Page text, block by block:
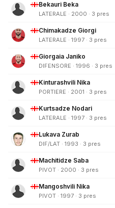
Bekauri Beka
LATERALE · 2000 · 3 pres
Chimakadze Giorgi
LATERALE · 1997 · 3 pres
Giorgaia Janiko
DIFENSORE · 1996 · 3 pres
Kinturashvili Nika
PORTIERE · 2001 · 3 pres
Kurtsadze Nodari
LATERALE · 1997 · 3 pres
Lukava Zurab
DIF/LAT · 1993 · 3 pres
Machitidze Saba
PIVOT · 2000 · 3 pres
Mangoshvili Nika
PIVOT · 1997 · 3 pres